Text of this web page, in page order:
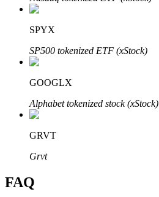
Partenaires Bitrue
SPYX
SP500 tokenized ETF (xStock)
GOOGLX
Alphabet tokenized stock (xStock)
GRVT
Grvt
FAQ